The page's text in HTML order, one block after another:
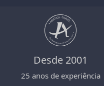
Desde 2001
25 anos de experiência